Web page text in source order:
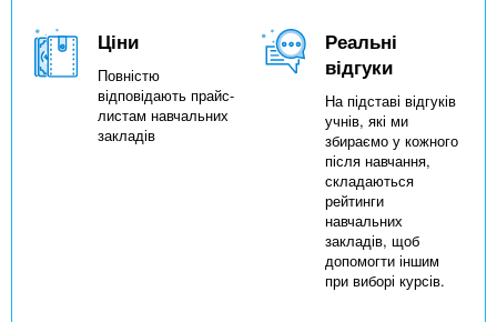
Ціни
Повністю
відповідають прайс-
листам навчальних
закладів
Реальні
відгуки
На підставі відгуків
учнів, які ми
збираємо у кожного
після навчання,
складаються
рейтинги
навчальних
закладів, щоб
допомогти іншим
при виборі курсів.